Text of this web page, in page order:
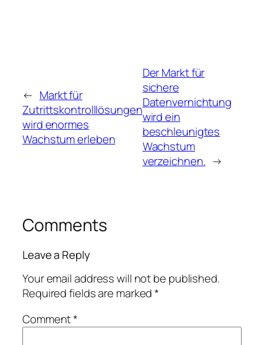
← Markt für
Zutrittskontrolllösungen
wird enormes
Wachstum erleben
Der Markt für
sichere
Datenvernichtung
wird ein
beschleunigtes
Wachstum
verzeichnen. →
Comments
Leave a Reply
Your email address will not be published.
Required fields are marked*
Comment*